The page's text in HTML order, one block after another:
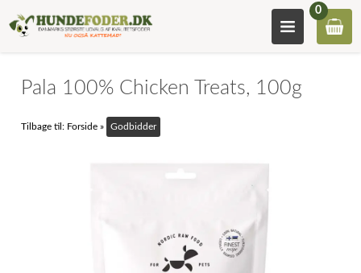
0
Pala 100% Chicken Treats, 100g
Tilbage til: Forside » Godbidder